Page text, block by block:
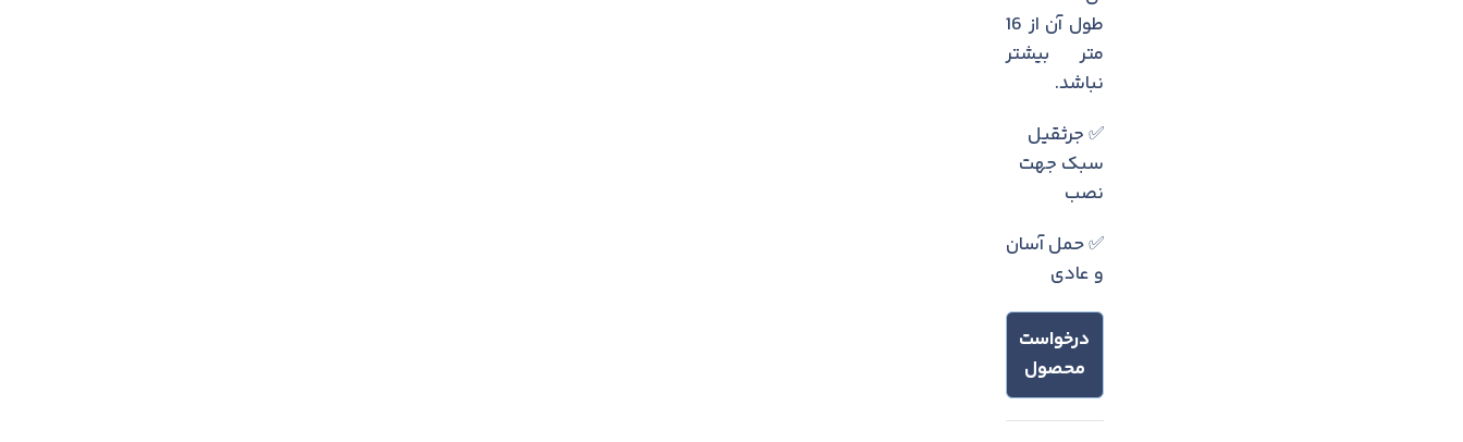
طول آن از 16
متر بیشتر
نباشد.
✅ جرثقیل
سبک جهت
نصب
✅ حمل آسان
و عادی
درخواست
محصول